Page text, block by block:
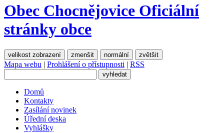
Obec Chocnějovice Oficiální
stránky obce
velikost zobrazení zmenšit normální zvětšit
Mapa webu | Prohlášení o přístupnosti | RSS
Domů
Kontakty
Zasílání novinek
Úřední deska
Vyhlášky